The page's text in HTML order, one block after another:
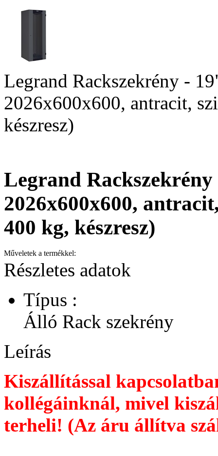
Legrand Rackszekrény -
2026x600x600, antracit,
készresz)
Legrand
2026x600x600,
400 kg, készresz)
Műveletek a termékkel:
Részletes adatok
Típus :
Álló Rack szekrény
Leírás
Kiszállítással
kollégáinknál, mivel
terheli! (Az áru állítva